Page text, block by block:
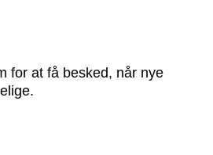
for at få besked, når nye